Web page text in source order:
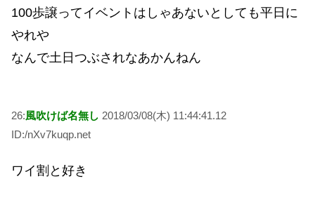
100歩譲ってイベントはしゃあないとしても平日に
やれや
なんで土日つぶされなあかんねん
26:風吹けば名無し 2018/03/08(木) 11:44:41.12
ID:/nXv7kuqp.net
ワイ割と好き